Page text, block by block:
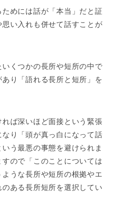
めには話が「本当」だと証
い入れも併せて話すことが
くつかの長所や短所の中で
り「語れる長所と短所」を
ば深いほど面接という緊張
り「頭が真っ白になって話
う最悪の事態を避けられま
ので「このことについては
うな長所や短所の根拠やエ
ある長所短所を選択してい